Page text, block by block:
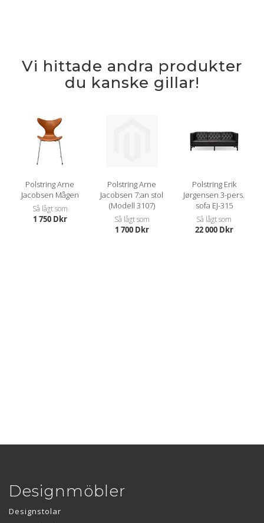
Vi hittade andra produkter
du kanske gillar!
Polstring Arne
Jacobsen Mågen
Så lågt som
1 750 Dkr
Polstring Arne
Jacobsen 7:an stol
(Modell 3107)
Så lågt som
1 700 Dkr
Polstring Erik
Jørgensen 3-pers.
sofa EJ-315
Så lågt som
22 000 Dkr
Designmöbler
Designstolar